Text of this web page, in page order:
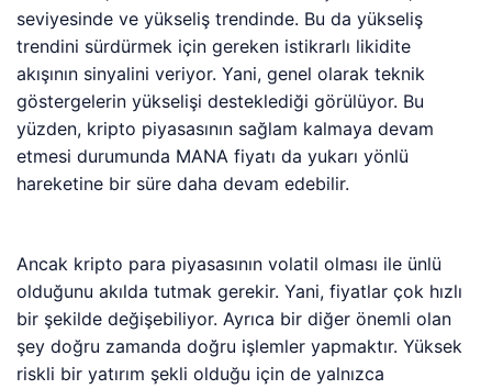
seviyesinde ve yükseliş trendinde. Bu da yükseliş
trendini sürdürmek için gereken istikrarlı likidite
akışının sinyalini veriyor. Yani, genel olarak teknik
göstergelerin yükselişi desteklediği görülüyor. Bu
yüzden, kripto piyasasının sağlam kalmaya devam
etmesi durumunda MANA fiyatı da yukarı yönlü
hareketine bir süre daha devam edebilir.
Ancak kripto para piyasasının volatil olması ile ünlü
olduğunu akılda tutmak gerekir. Yani, fiyatlar çok hızlı
bir şekilde değişebiliyor. Ayrıca bir diğer önemli olan
şey doğru zamanda doğru işlemler yapmaktır. Yüksek
riskli bir yatırım şekli olduğu için de yalnızca